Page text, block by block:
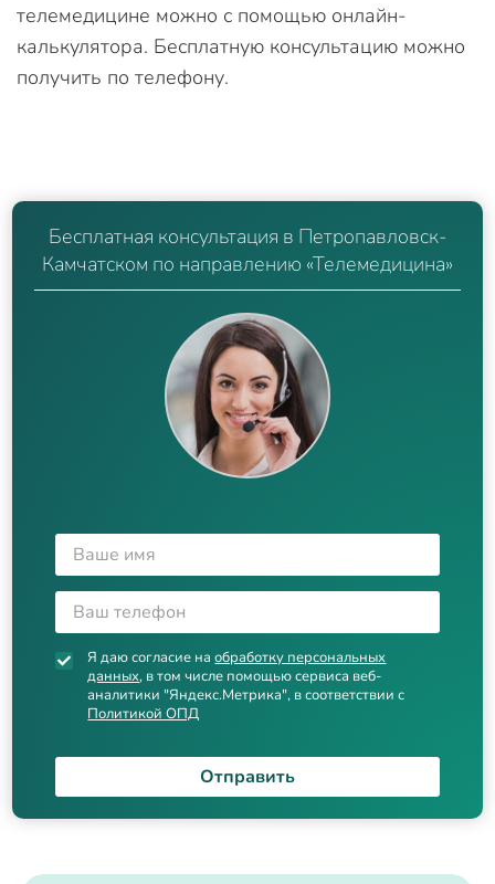
телемедицине можно с помощью онлайн-
калькулятора. Бесплатную консультацию можно
получить по телефону.
Бесплатная консультация в Петропавловск-
Камчатском по направлению «Телемедицина»
Я даю согласие наобработку персональных
данных, в том числе помощью сервиса веб-
аналитики "Яндекс.Метрика", в соответствии с
Политикой ОПД
Отправить